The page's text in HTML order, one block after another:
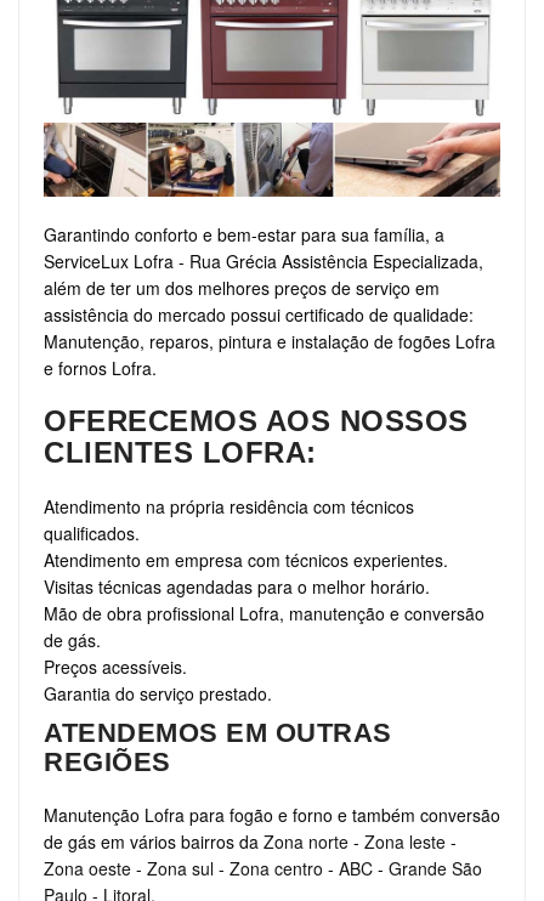
Garantindo conforto e bem-estar para sua família, a
ServiceLux Lofra - Rua Grécia Assistência Especializada,
além de ter um dos melhores preços de serviço em
assistência do mercado possui certificado de qualidade:
Manutenção, reparos, pintura e instalação de fogões Lofra
e fornos Lofra.
OFERECEMOS AOS NOSSOS
CLIENTES LOFRA:
Atendimento na própria residência com técnicos
qualificados.
Atendimento em empresa com técnicos experientes.
Visitas técnicas agendadas para o melhor horário.
Mão de obra profissional Lofra, manutenção e conversão
de gás.
Preços acessíveis.
Garantia do serviço prestado.
ATENDEMOS EM OUTRAS
REGIÕES
Manutenção Lofra para fogão e forno e também conversão
de gás em vários bairros da Zona norte - Zona leste -
Zona oeste - Zona sul - Zona centro - ABC - Grande São
Paulo - Litoral.